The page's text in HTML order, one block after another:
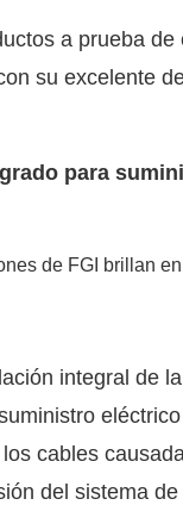
a prueba de
su excelente
para
integral de
cables
del sistema